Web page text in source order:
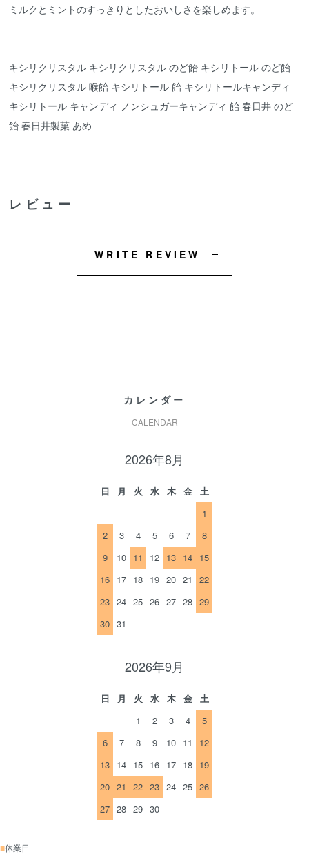
ミルクとミントのすっきりとしたおいしさを楽しめます。
キシリクリスタル キシリクリスタル のど飴 キシリトール のど飴
キシリクリスタル 喉飴 キシリトール 飴 キシリトールキャンディ
キシリトール キャンディ ノンシュガーキャンディ 飴 春日井 のど
飴 春日井製菓 あめ
レビュー
WRITE REVIEW
カレンダー
CALENDAR
2026年8月
日 月 火 水 木 金
土
1
2
3 4 5 6 7
8
9
10 11 12 13 14 15
16 17 18 19 20 21
22
23 24 25 26 27 28 29
30 31
2026年9月
日 月 火 水 木 金
土
1
2 3 4
5
6
7 8 9 10 11
12
13 14 15 16 17 18 19
20 21 22 23 24 25 26
27 28 29 30
■休業日